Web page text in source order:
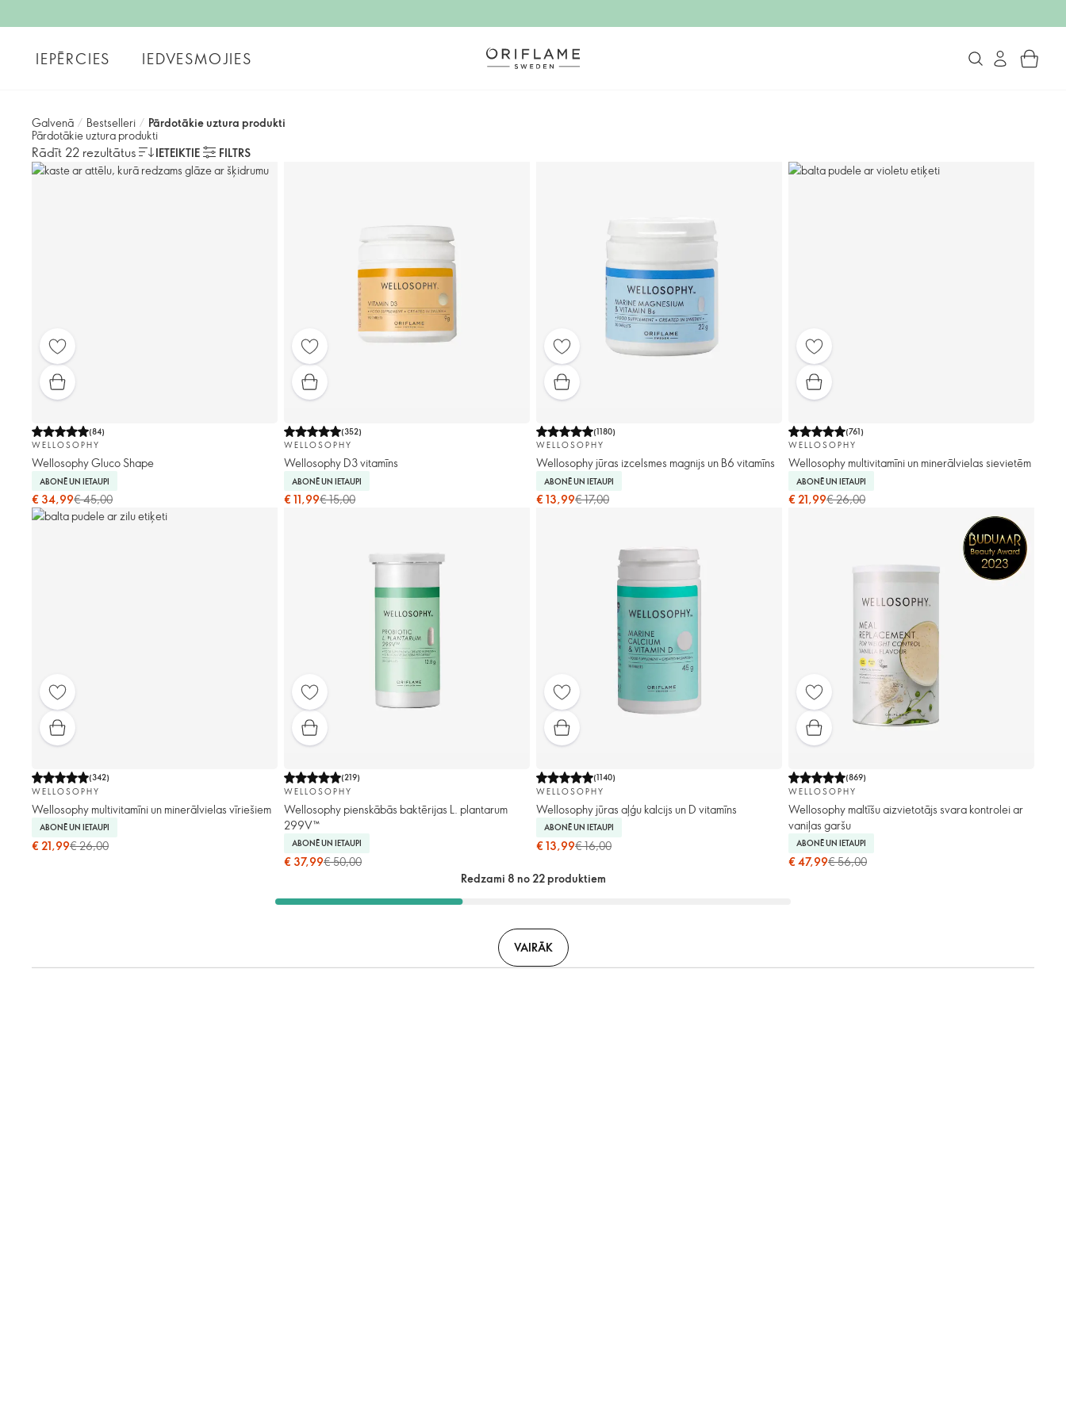
IEPĒRCIES IEDVESMOJIES
Galvenā / Bestselleri / Pārdotākie uztura produkti
Pārdotākie uztura produkti
Rādīt 22 rezultātus IETEIKTIE FILTRS
(84)
WELLOSOPHY
Wellosophy Gluco Shape
ABONĒ UN IETAUPI
€ 34,99€ 45,00
(352)
WELLOSOPHY
Wellosophy D3 vitamīns
ABONĒ UN IETAUPI
€ 11,99€ 15,00
(1180)
WELLOSOPHY
Wellosophy jūras izcelsmes magnijs un B6 vitamīns
ABONĒ UN IETAUPI
€ 13,99€ 17,00
(761)
WELLOSOPHY
Wellosophy multivitamīni un minerālvielas sievietēm
ABONĒ UN IETAUPI
€ 21,99€ 26,00
(342)
WELLOSOPHY
Wellosophy multivitamīni un minerālvielas vīriešiem
ABONĒ UN IETAUPI
€ 21,99€ 26,00
(219)
WELLOSOPHY
Wellosophy pienskābās baktērijas L. plantarum
299V™
ABONĒ UN IETAUPI
€ 37,99€ 50,00
(1140)
WELLOSOPHY
Wellosophy jūras aļģu kalcijs un D vitamīns
ABONĒ UN IETAUPI
€ 13,99€ 16,00
(869)
WELLOSOPHY
Wellosophy maltīšu aizvietotājs svara kontrolei ar
vaniļas garšu
ABONĒ UN IETAUPI
€ 47,99€ 56,00
Redzami 8 no 22 produktiem
VAIRĀK